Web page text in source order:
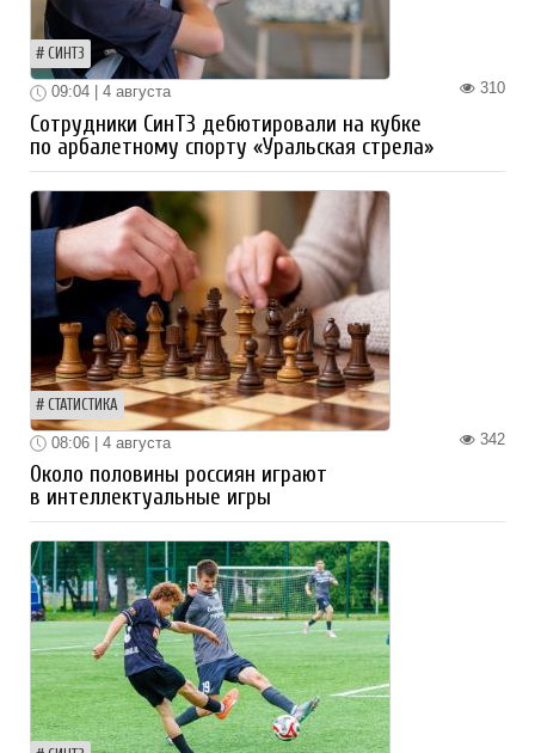
СИНТЗ
310
09:04 | 4 августа
Сотрудники СинТЗ дебютировали на кубке
по арбалетному спорту «Уральская стрела»
СТАТИСТИКА
342
08:06 | 4 августа
Около половины россиян играют
в интеллектуальные игры